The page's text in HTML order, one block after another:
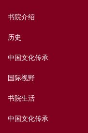
书院介绍
历史
中国文化传承
国际视野
书院生活
中国文化传承